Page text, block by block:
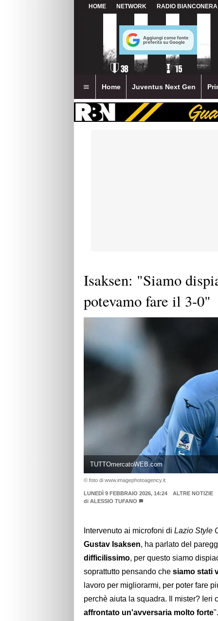
HOME NETWORK RADIO BIANCONERA
Home Juventus Next Gen
Isaksen: "Siamo
potevamo fare il 3-0"
TUTTOmercatoWEB.com
© foto di www.imagephotoagency.it
LUNEDÌ 9 FEBBRAIO 2026, 14:24
ALTRE NOTIZIE
di ALESSIO TUFANO
Intervenuto ai microfoni di Lazio Style
Gustav Isaksen, ha parlato del
difficilissimo, per questo siamo
soprattutto pensando che siamo stati
lavoro per migliorarmi, per poter fare
perchè aiuta la squadra. Il mister? Ieri
affrontato un'avversaria molto forte".